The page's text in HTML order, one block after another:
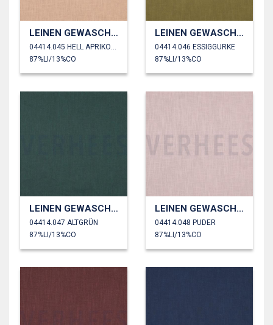
LEINEN GEWASCHEN 230 GM2
87%LI/13%CO
LEINEN GEWASCHEN 230 GM2
04414.046 ESSIGGURKE
87%LI/13%CO
LEINEN GEWASCHEN 230 GM2
04414.047 ALTGRÜN
87%LI/13%CO
LEINEN GEWASCHEN 230 GM2
04414.048 PUDER
87%LI/13%CO